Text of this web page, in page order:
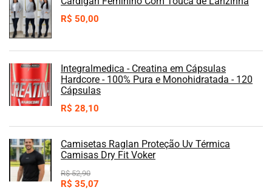
R$ 50,00
Integralmedica - Creatina em Cápsulas
Hardcore - 100% Pura e Monohidratada - 120
Cápsulas
R$ 28,10
Camisetas Raglan Proteção Uv Térmica
Camisas Dry Fit Voker
R$52,90
R$ 35,07